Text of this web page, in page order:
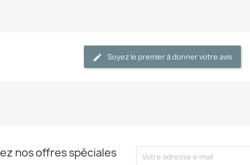
Soyez le premier à donner votre avis
nos offres spéciales